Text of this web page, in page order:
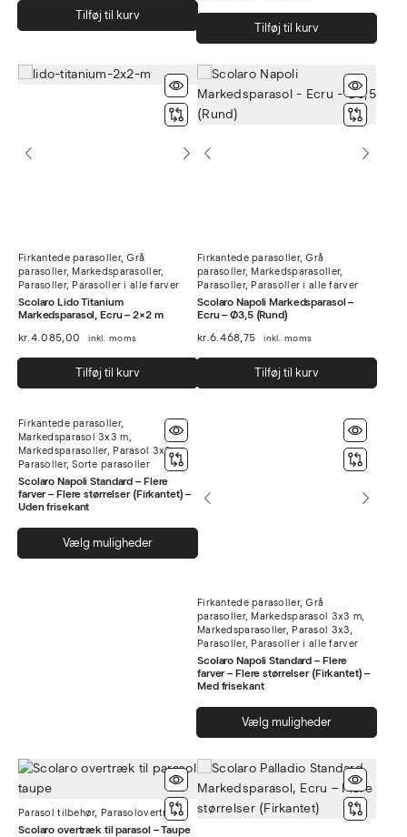
Tilføj til kurv
Tilføj til kurv
Firkantede parasoller, Grå
parasoller, Markedsparasoller,
Parasoller, Parasoller i alle farver
Scolaro Lido Titanium
Markedsparasol, Ecru – 2×2 m
kr.4.085,00 inkl. moms
Tilføj til kurv
Firkantede parasoller, Grå
parasoller, Markedsparasoller,
Parasoller, Parasoller i alle farver
Scolaro Napoli Markedsparasol –
Ecru – Ø3,5 (Rund)
kr.6.468,75 inkl. moms
Tilføj til kurv
Firkantede parasoller,
Markedsparasol 3x3 m,
Markedsparasoller, Parasol 3x3,
Parasoller,Sorte parasoller
Scolaro Napoli Standard – Flere
farver – Flere størrelser (Firkantet) –
Uden frisekant
Vælg muligheder
Dette
vare
flere
varianter.
Mulighederne
kan
vælges
varesiden
Firkantede parasoller, Grå
parasoller, Markedsparasol 3x3 m,
Markedsparasoller, Parasol 3x3,
Parasoller, Parasoller i alle farver
Scolaro Napoli Standard – Flere
farver – Flere størrelser (Firkantet) –
Med frisekant
Vælg muligheder
vare
Parasol tilbehør, Parasolovertræk
Scolaro overtræk til parasol – Taupe